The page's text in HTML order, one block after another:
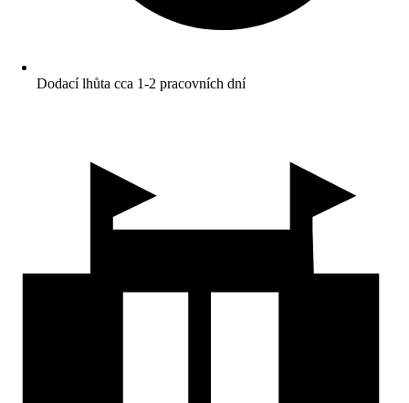
Dodací lhůta cca 1-2 pracovních dní